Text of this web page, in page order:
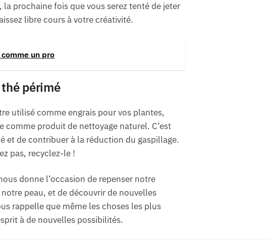
prochaine fois que vous serez tenté de jeter
libre cours à votre créativité.
un pro
périmé
utilisé comme engrais pour vos plantes,
comme produit de nettoyage naturel. C’est
et de contribuer à la réduction du gaspillage.
pas, recyclez-le !
donne l’occasion de repenser notre
peau, et de découvrir de nouvelles
rappelle que même les choses les plus
à de nouvelles possibilités.